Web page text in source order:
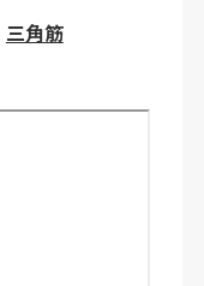
三角筋